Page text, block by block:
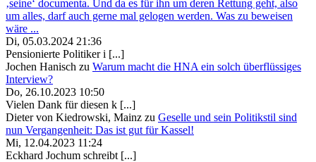
‚seine‘ documenta. Und da es für ihn um deren Rettung geht, also
um alles, darf auch gerne mal gelogen werden. Was zu beweisen
wäre ...
Di, 05.03.2024 21:36
Pensionierte Politiker i [...]
Jochen Hanisch zu Warum macht die HNA ein solch überflüssiges
Interview?
Do, 26.10.2023 10:50
Vielen Dank für diesen k [...]
Dieter von Kiedrowski, Mainz zu Geselle und sein Politikstil sind
nun Vergangenheit: Das ist gut für Kassel!
Mi, 12.04.2023 11:24
Eckhard Jochum schreibt [...]